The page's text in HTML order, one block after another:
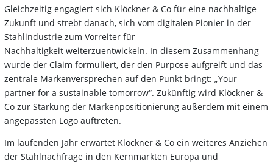
Gleichzeitig engagiert sich Klöckner & Co für eine nachhaltige
Zukunft und strebt danach, sich vom digitalen Pionier in der
Stahlindustrie zum Vorreiter für
Nachhaltigkeit weiterzuentwickeln. In diesem Zusammenhang
wurde der Claim formuliert, der den Purpose aufgreift und das
zentrale Markenversprechen auf den Punkt bringt: „Your
partner for a sustainable tomorrow“. Zukünftig wird Klöckner &
Co zur Stärkung der Markenpositionierung außerdem mit einem
angepassten Logo auftreten.
Im laufenden Jahr erwartet Klöckner & Co ein weiteres Anziehen
der Stahlnachfrage in den Kernmärkten Europa und